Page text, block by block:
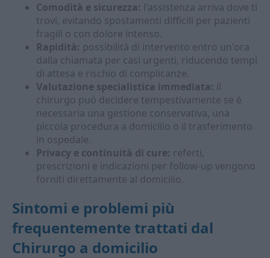
Comodità e sicurezza: l'assistenza arriva dove ti
trovi, evitando spostamenti difficili per pazienti
fragili o con dolore intenso.
Rapidità: possibilità di intervento entro un'ora
dalla chiamata per casi urgenti, riducendo tempi
di attesa e rischio di complicanze.
Valutazione specialistica immediata:
chirurgo può decidere tempestivamente se è
necessaria una gestione conservativa, una
piccola procedura a domicilio o il trasferimento
in ospedale.
Privacy e continuità di cure: referti,
prescrizioni e indicazioni per follow-up vengono
forniti direttamente al domicilio.
Sintomi e problemi più
frequentemente trattati dal
Chirurgo a domicilio